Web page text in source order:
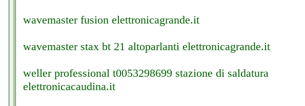
wavemaster fusion elettronicagrande.it
wavemaster stax bt 21 altoparlanti elettronicagrande.it
weller professional t0053298699 stazione di saldatura
elettronicacaudina.it